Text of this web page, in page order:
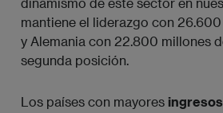
mantiene el liderazgo con
y Alemania con 22.800 millones
segunda posición.
Los países con mayores